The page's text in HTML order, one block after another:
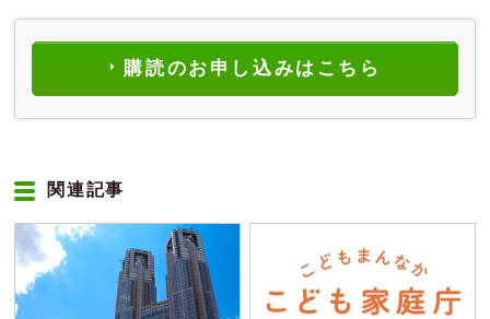
購読のお申し込みはこちら
関連記事